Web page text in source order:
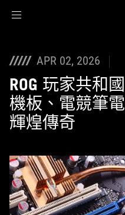
APR 02, 2026
ROG 玩家共和
機板、電競筆
輝煌傳奇